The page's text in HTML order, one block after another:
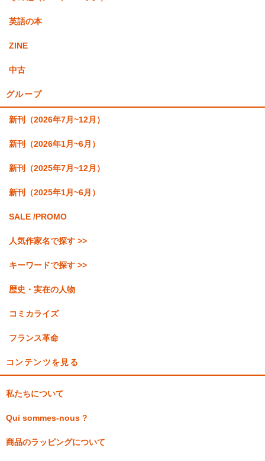
英語の本
ZINE
中古
グループ
新刊（2026年7月~12月）
新刊（2026年1月~6月）
新刊（2025年7月~12月）
新刊（2025年1月~6月）
SALE /PROMO
人気作家名で探す >>
キーワードで探す >>
歴史・実在の人物
コミカライズ
フランス革命
コンテンツを見る
私たちについて
Qui sommes-nous ?
商品のラッピングについて